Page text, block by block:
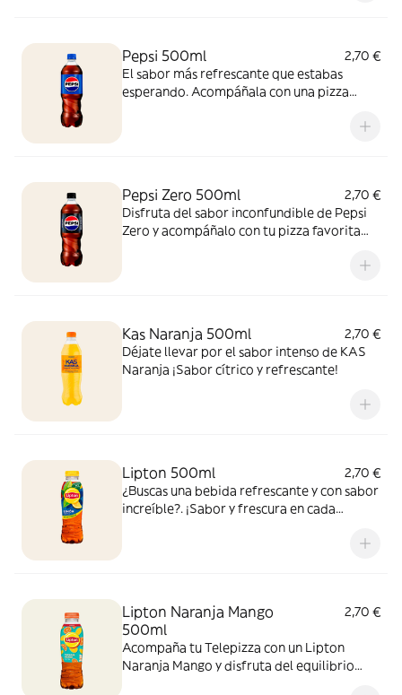
Pepsi 500ml
2,70 €
El sabor más refrescante que estabas
esperando. Acompáñala con una pizza
Pepsi Zero 500ml
2,70 €
Disfruta del sabor inconfundible de Pepsi
Zero y acompáñalo con tu pizza favorita
Kas Naranja 500ml
2,70 €
Déjate llevar por el sabor intenso de KAS
Naranja ¡Sabor cítrico y refrescante!
Lipton 500ml
2,70 €
¿Buscas una bebida refrescante y con sabor
increíble?. ¡Sabor y frescura en cada
Lipton Naranja Mango
500ml
2,70 €
Acompaña tu Telepizza con un Lipton
Naranja Mango y disfruta del equilibrio